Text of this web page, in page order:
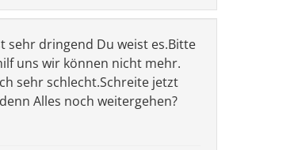
sehr dringend Du weist es.Bitte
uns wir können nicht mehr.
sehr schlecht.Schreite jetzt
Alles noch weitergehen?